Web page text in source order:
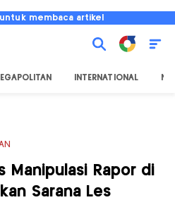
membaca artikel
INTERNATIONAL
Manipulasi Rapor di
Sarana Les